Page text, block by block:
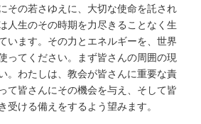
その若さゆえに、大切な使命を託され
人生のその時期を力尽きることなく生
います。その力とエネルギーを、世界
ってください。まず皆さんの周囲の現
。わたしは、教会が皆さんに重要な責
て皆さんにその機会を与え、そして皆
受ける備えをするよう望みます。